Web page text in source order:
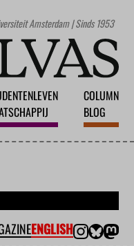
Amsterdam | Sinds 1953
COLUMN
BLOG
ENGLISH